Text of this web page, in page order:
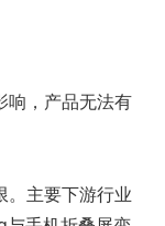
响，产品无法有
。主要下游行业